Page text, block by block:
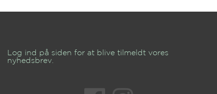
Log ind på siden for at blive tilmeldt vores
nyhedsbrev.